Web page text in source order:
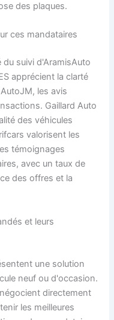
des plaques.
ces mandataires
suivi d'AramisAuto
apprécient la clarté
les avis
Gaillard Auto
des véhicules
valorisent les
témoignages
avec un taux de
des offres et la
et leurs
une solution
neuf ou d'occasion.
directement
les meilleures